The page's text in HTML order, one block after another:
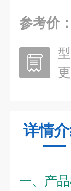
参考价：
详情
一、产